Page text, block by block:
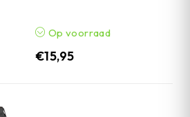
Op voorraad
€15,95